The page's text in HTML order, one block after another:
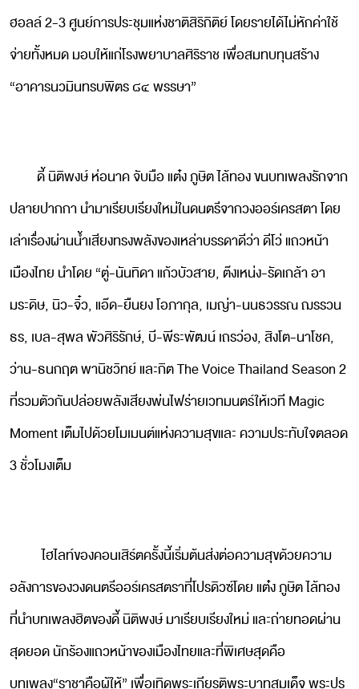
ฮอลล์ 2-3 ศูนย์การประชุมแห่งชาติสิริกิติย์ โดยรายได้ไม่หักค่าใช้
จ่ายทั้งหมด มอบให้แก่โรงพยาบาลศิริราช เพื่อสมทบทุนสร้าง
“อาคารนวมินทรบพิตร ๘๔ พรรษา”
ดี้ นิติพงษ์ ห่อนาค จับมือ แต๋ง ภูษิต ไล้ทอง ขนบทเพลงรักจาก
ปลายปากกา นำมาเรียบเรียงใหม่ในดนตรีจากวงออร์เครสตา โดย
เล่าเรื่องผ่านน้ำเสียงทรงพลังของเหล่าบรรดาดีว่า ดีโว่ แถวหน้า
เมืองไทย นำโดย “ตู่-นันทิดา แก้วบัวสาย, ต๊งเหน่ง-รัดเกล้า อา
มระดิษ, นิว-จิ๋ว, แอ๊ด-ยืนยง โอภากุล, เมญ่า-นนธวรรณ ฌรรวน
ธร, เบล-สุพล พัวศิริรักษ์, บี-พีระพัฒน์ เถรว่อง, สิงโต-นาโชค,
ว่าน-ธนกฤต พานิชวิทย์ และกิต The Voice Thailand Season 2
ที่รวมตัวกันปล่อยพลังเสียงพ่นไฟร่ายเวทมนตร์ให้เวที Magic
Moment เต็มไปด้วยโมเมนต์แห่งความสุขและ ความประทับใจตลอด
3 ชั่วโมงเต็ม
ไฮไลท์ของคอนเสิร์ตครั้งนี้เริ่มต้นส่งต่อความสุขด้วยความ
อลังการของวงดนตรีออร์เครสตราที่โปรดิวซ์โดย แต๋ง ภูษิต ไล้ทอง
ที่นำบทเพลงฮิตของดี้ นิติพงษ์ มาเรียบเรียงใหม่ และถ่ายทอดผ่าน
สุดยอด นักร้องแถวหน้าของเมืองไทยและที่พิเศษสุดคือ
บทเพลง“ราชาคือผู้ให้” เพื่อเทิดพระเกียรติพระบาทสมเด็จ พระปร